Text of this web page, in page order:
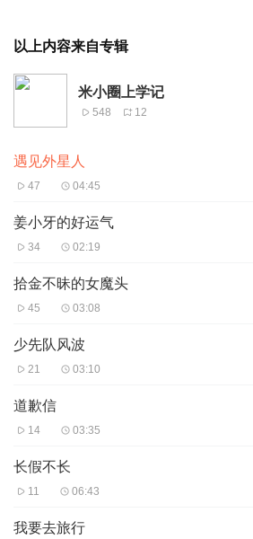
以上内容来自专辑
米小圈上学记
548 12
遇见外星人
47 04:45
姜小牙的好运气
34 02:19
拾金不昧的女魔头
45 03:08
少先队风波
21 03:10
道歉信
14 03:35
长假不长
11 06:43
我要去旅行